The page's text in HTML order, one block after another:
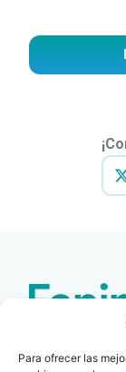
Para ofrecer las